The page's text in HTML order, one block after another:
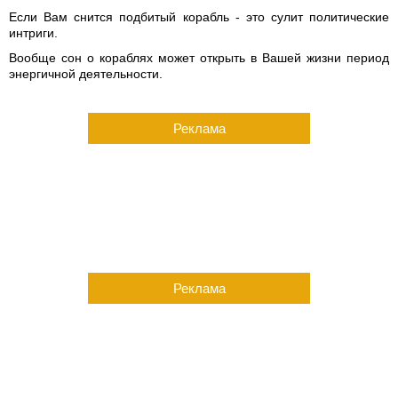
Если Вам снится подбитый корабль - это сулит политические
интриги.
Вообще сон о кораблях может открыть в Вашей жизни период
энергичной деятельности.
Реклама
Реклама